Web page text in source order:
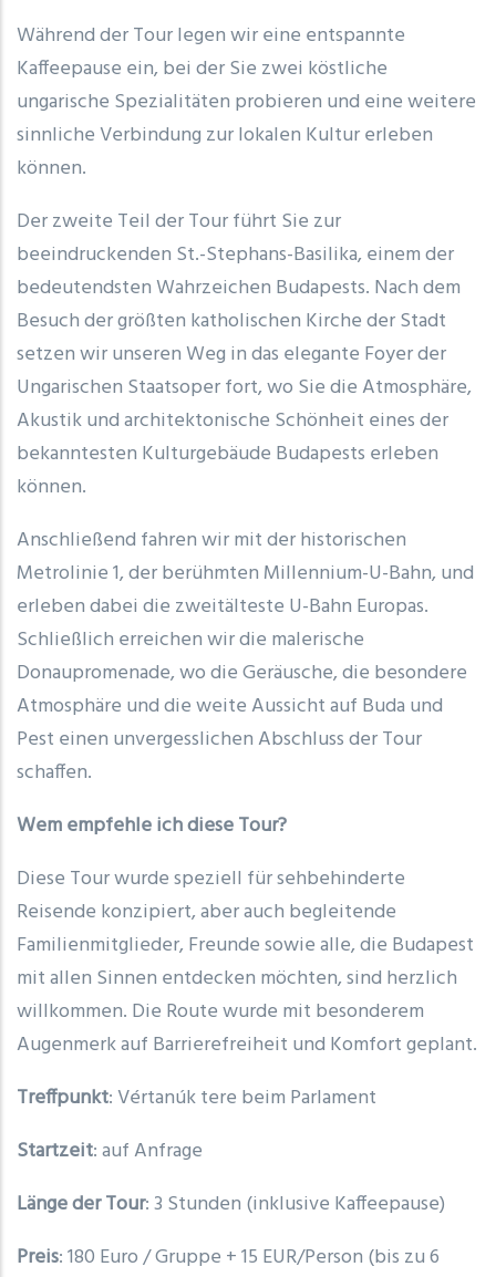
Während der Tour legen wir eine entspannte
Kaffeepause ein, bei der Sie zwei köstliche
ungarische Spezialitäten probieren und eine weitere
sinnliche Verbindung zur lokalen Kultur erleben
können.
Der zweite Teil der Tour führt Sie zur
beeindruckenden St.-Stephans-Basilika, einem der
bedeutendsten Wahrzeichen Budapests. Nach dem
Besuch der größten katholischen Kirche der Stadt
setzen wir unseren Weg in das elegante Foyer der
Ungarischen Staatsoper fort, wo Sie die Atmosphäre,
Akustik und architektonische Schönheit eines der
bekanntesten Kulturgebäude Budapests erleben
können.
Anschließend fahren wir mit der historischen
Metrolinie 1, der berühmten Millennium-U-Bahn, und
erleben dabei die zweitälteste U-Bahn Europas.
Schließlich erreichen wir die malerische
Donaupromenade, wo die Geräusche, die besondere
Atmosphäre und die weite Aussicht auf Buda und
Pest einen unvergesslichen Abschluss der Tour
schaffen.
Wem empfehle ich diese Tour?
Diese Tour wurde speziell für sehbehinderte
Reisende konzipiert, aber auch begleitende
Familienmitglieder, Freunde sowie alle, die Budapest
mit allen Sinnen entdecken möchten, sind herzlich
willkommen. Die Route wurde mit besonderem
Augenmerk auf Barrierefreiheit und Komfort geplant.
Treffpunkt: Vértanúk tere beim Parlament
Startzeit: auf Anfrage
Länge der Tour: 3 Stunden (inklusive Kaffeepause)
Preis: 180 Euro / Gruppe + 15 EUR/Person (bis zu 6